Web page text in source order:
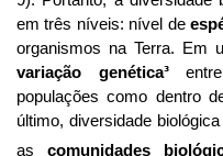
em três níveis: nível de
organismos na Terra. Em
variação genética³
populações como dentro
último, diversidade
as comunidades